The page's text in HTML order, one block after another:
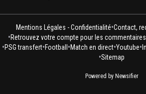
Mentions Légales - Confidentialité•Contact,
•Retrouvez votre compte pour les
•PSG transfert•Football•Match en direct•Youtube•
•Sitemap
Powered by Newsifier